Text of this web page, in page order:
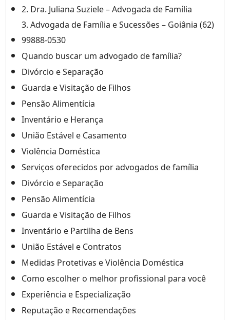
2. Dra. Juliana Suziele – Advogada de Família
3. Advogada de Família e Sucessões – Goiânia (62)
99888-0530
Quando buscar um advogado de família?
Divórcio e Separação
Guarda e Visitação de Filhos
Pensão Alimentícia
Inventário e Herança
União Estável e Casamento
Violência Doméstica
Serviços oferecidos por advogados de família
Divórcio e Separação
Pensão Alimentícia
Guarda e Visitação de Filhos
Inventário e Partilha de Bens
União Estável e Contratos
Medidas Protetivas e Violência Doméstica
Como escolher o melhor profissional para você
Experiência e Especialização
Reputação e Recomendações